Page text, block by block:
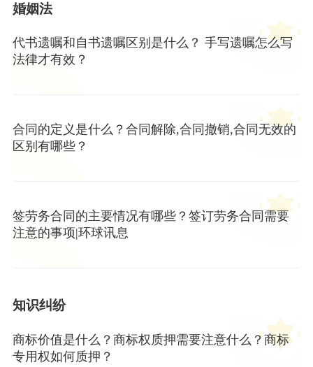
婚姻法
代书遗嘱和自书遗嘱区别是什么？ 手写遗嘱怎么写
法律才有效？
合同的定义是什么？合同解除,合同撤销,合同无效的
区别有哪些？
签劳务合同的主要情况有哪些？签订劳务合同需要
注意的事项|环球讯息
知识纠纷
商标价值是什么？商标权质押需要注意什么？商标
专用权如何质押？